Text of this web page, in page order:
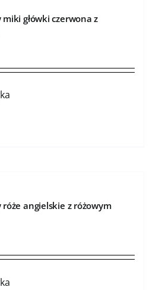
główki czerwona z
angielskie z różowym